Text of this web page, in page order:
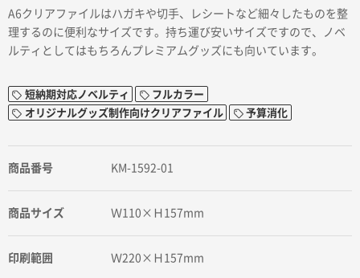
A6クリアファイルはハガキや切手、レシートなど細々したものを整
理するのに便利なサイズです。持ち運び安いサイズですので、ノベ
ルティとしてはもちろんプレミアムグッズにも向いています。
短納期対応ノベルティ
フルカラー
オリジナルグッズ制作向けクリアファイル
予算消化
商品番号 KM-1592-01
商品サイズ Ｗ110×Ｈ157mm
印刷範囲 Ｗ220×Ｈ157mm